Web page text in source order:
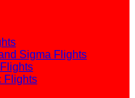
Sigma Flights
Flights